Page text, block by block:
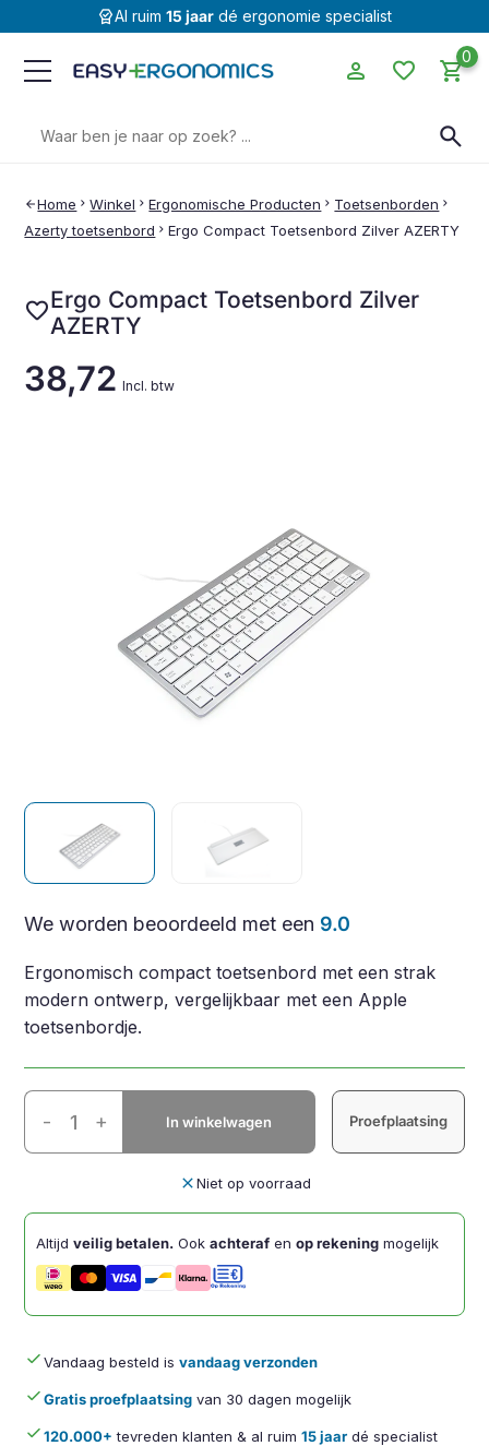
editor_choiceAl ruim 15 jaar dé ergonomie specialist
search
person favorite 0
shopping_cart
arrow_backHome chevron_rightWinkel chevron_rightErgonomische Producten chevron_right Toetsenborden chevron_right
Azerty toetsenbord chevron_rightErgo Compact Toetsenbord Zilver AZERTY
favoriteErgo Compact Toetsenbord Zilver
AZERTY
38,72 Incl. btw
We worden beoordeeld met een 9.0
Ergonomisch compact toetsenbord met een strak
modern ontwerp, vergelijkbaar met een Apple
toetsenbordje.
Ergo
Compact
Toetsenbord
- + In winkelwagen Proefplaatsing
closeNiet op voorraad
Altijdveilig betalen. Ookachteraf enop rekening mogelijk
doneVandaag besteld isvandaag verzonden
doneGratis proefplaatsing van 30 dagen mogelijk
done120.000+ tevreden klanten & al ruim15 jaar dé specialist